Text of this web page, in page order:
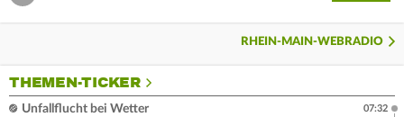
RHEIN-MAIN-WEBRADIO
THEMEN-TICKER
Unfallflucht bei Wetter
07:32